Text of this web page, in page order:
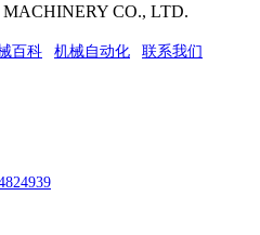
CO., LTD.
百科 机械自动化 联系我们